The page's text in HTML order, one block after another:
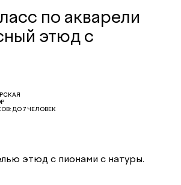
по акварели
этюд с
ДО 7 ЧЕЛОВЕК
этюд с пионами с натуры.